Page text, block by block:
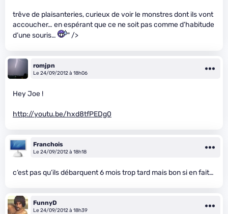
trêve de plaisanteries, curieux de voir le monstres dont ils vont
accoucher… en espérant que ce ne soit pas comme d’habitude
d’une souris…
" />
romjpn
Le 24/09/2012 à 18h06
Hey Joe !
http://youtu.be/hxd8tfPEDg0
Franchois
Le 24/09/2012 à 18h18
c’est pas qu’ils débarquent 6 mois trop tard mais bon si en fait…
FunnyD
Le 24/09/2012 à 18h39